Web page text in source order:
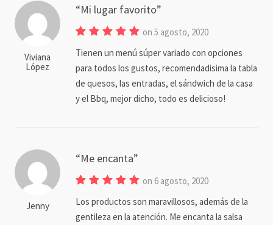
Viviana
López
Mi lugar favorito
on 5 agosto, 2020
Tienen un menú súper variado con opciones
para todos los gustos, recomendadisima la tabla
de quesos, las entradas, el sándwich de la casa
y el Bbq, mejor dicho, todo es delicioso!
Jenny
Me encanta
on 6 agosto, 2020
Los productos son maravillosos, además de la
gentileza en la atención. Me encanta la salsa